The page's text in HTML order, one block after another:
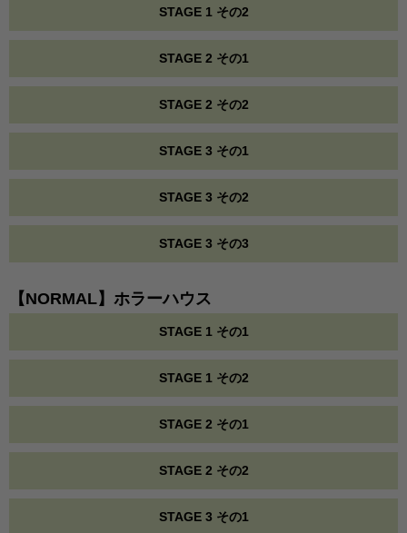
STAGE 1 その2
STAGE 2 その1
STAGE 2 その2
STAGE 3 その1
STAGE 3 その2
STAGE 3 その3
【NORMAL】ホラーハウス
STAGE 1 その1
STAGE 1 その2
STAGE 2 その1
STAGE 2 その2
STAGE 3 その1